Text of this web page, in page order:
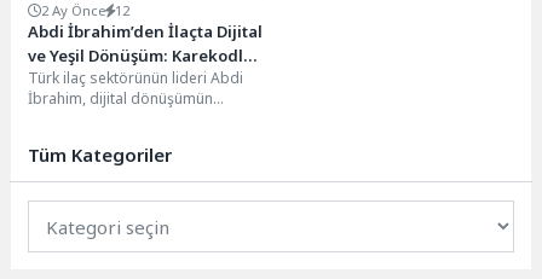
2 Ay Önce 12
Abdi İbrahim’den İlaçta Dijital
ve Yeşil Dönüşüm: Karekodlu
Elektronik Kullanma Talimatı
(e-KT) Dönemi Başladı
Türk ilaç sektörünün lideri Abdi
İbrahim, dijital dönüşümün
Tüm Kategoriler